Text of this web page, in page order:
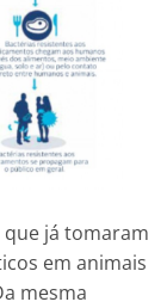
que já tomaram
em animais
mesma